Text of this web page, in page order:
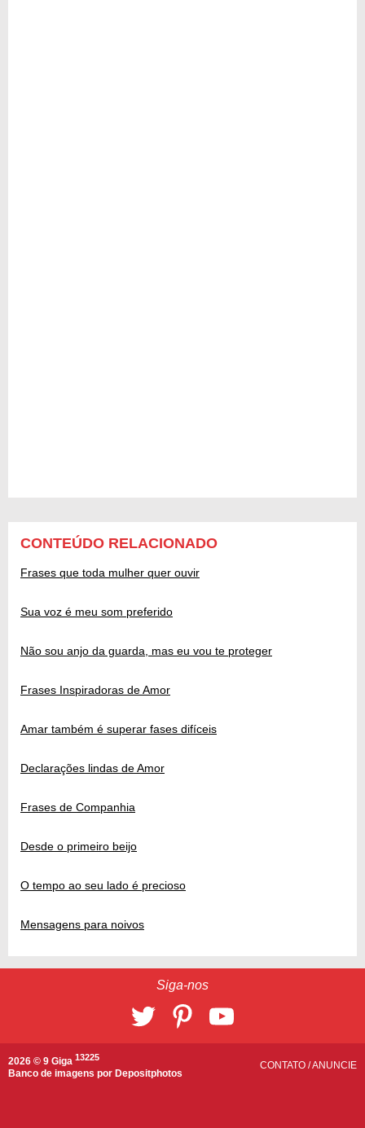
CONTEÚDO RELACIONADO
Frases que toda mulher quer ouvir
Sua voz é meu som preferido
Não sou anjo da guarda, mas eu vou te proteger
Frases Inspiradoras de Amor
Amar também é superar fases difíceis
Declarações lindas de Amor
Frases de Companhia
Desde o primeiro beijo
O tempo ao seu lado é precioso
Mensagens para noivos
Siga-nos
2026 © 9 Giga 13225
Banco de imagens por Depositphotos
CONTATO /ANUNCIE